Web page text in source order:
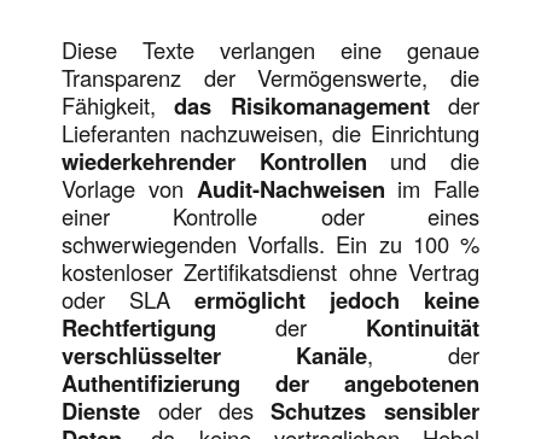
Diese Texte verlangen eine genaue
Transparenz der Vermögenswerte, die
Fähigkeit, das Risikomanagementder
Lieferanten nachzuweisen, die Einrichtung
wiederkehrender Kontrollen und die
Vorlage von Audit-Nachweisen im Falle
einer Kontrolle oder eines
schwerwiegenden Vorfalls. Ein zu 100 %
kostenloser Zertifikatsdienst ohne Vertrag
oder SLA ermöglicht jedoch keine
Rechtfertigung der Kontinuität
verschlüsselter Kanäle, der
Authentifizierung der angebotenen
Dienste oder desSchutzes sensibler